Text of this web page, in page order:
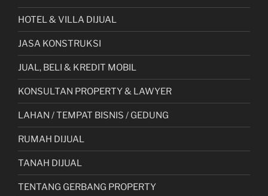
Barat”
HOTEL & VILLA DIJUAL
JASA KONSTRUKSI
JUAL, BELI & KREDIT MOBIL
KONSULTAN PROPERTY & LAWYER
LAHAN / TEMPAT BISNIS / GEDUNG
RUMAH DIJUAL
TANAH DIJUAL
TENTANG GERBANG PROPERTY